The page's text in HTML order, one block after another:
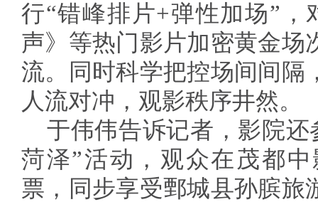
行“错峰排片+弹性加场”
声》等热门影片加密黄金场
流。同时科学把控场间间隔
人流对冲，观影秩序井然。
于伟伟告诉记者，影院
菏泽”活动，观众在茂都
票，同步享受鄄城县孙膑旅